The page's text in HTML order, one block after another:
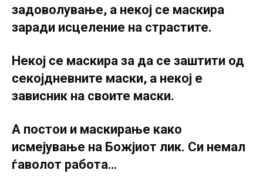
задоволување, а некој се маскира
заради исцеление на страстите.
Некој се маскира за да се заштити од
секојдневните маски, а некој е
зависник на своите маски.
А постои и маскирање како
исмејување на Божјиот лик. Си немал
ѓаволот работа…